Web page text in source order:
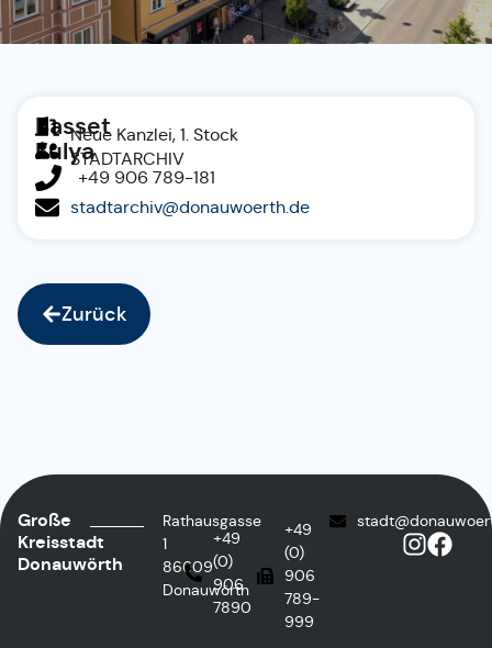
Basset
Fulya
Neue Kanzlei, 1. Stock
STADTARCHIV
+49 906 789-181
stadtarchiv@donauwoerth.de
Zurück
Große
Kreisstadt
Donauwörth
Rathausgasse
1
86609
Donauwörth
+49
(0)
906
7890
+49
(0)
906
789-
999